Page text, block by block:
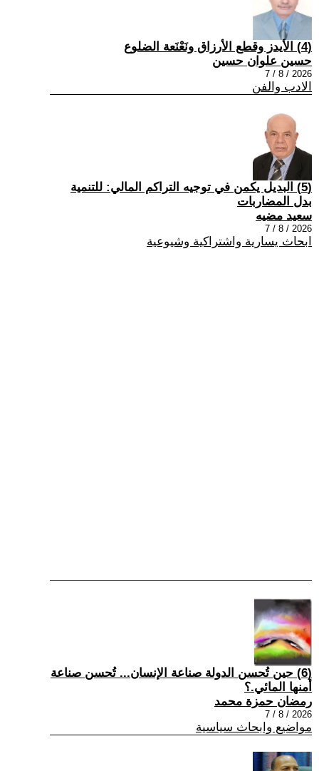
(4) الأيدز وقطع الأرزاق ونَعْنَعة الضلوع
حسين علوان حسين
2026 / 8 / 7
الادب والفن
(5) البديل يكمن في توجيه التراكم المالي: للتنمية
بدل المضاربات
سعيد مضيه
2026 / 8 / 7
ابحاث يسارية واشتراكية وشيوعية
(6) حين تُحسن الدولة صناعة الإنسان... تُحسن صناعة
أمنها المائي.؟
رمضان حمزة محمد
2026 / 8 / 7
مواضيع وابحاث سياسية